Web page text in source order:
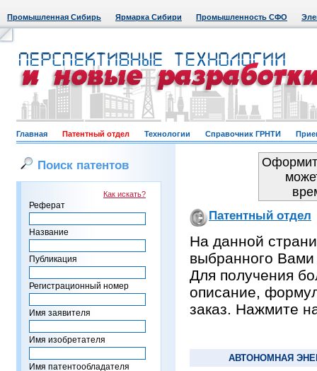
Промышленная Сибирь Ярмарка Сибири Промышленность СФО
Главная Патентный отдел Технологии Справочник ГРНТИ
Поиск патентов
Как искать?
Реферат
Название
Публикация
Регистрационный номер
Имя заявителя
Имя изобретателя
Имя патентообладателя
Патентный отдел
На данной
выбранного Вами
Для получения
описание,
заказ. Нажмите
АВТОНОМНАЯ